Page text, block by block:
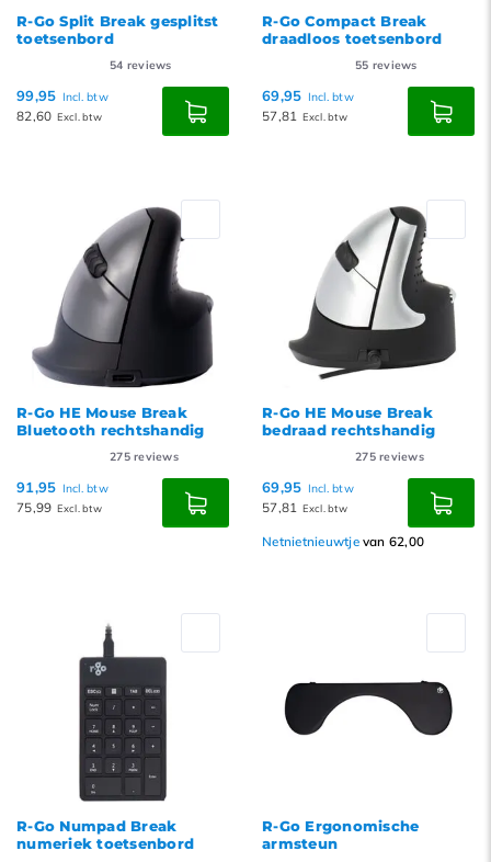
R-Go Split Break gesplitst
toetsenbord
54 reviews
99,95 Incl. btw
82,60 Excl. btw
R-Go Compact Break
draadloos toetsenbord
55 reviews
69,95 Incl. btw
57,81 Excl. btw
R-Go HE Mouse Break
Bluetooth rechtshandig
275reviews
91,95 Incl. btw
75,99 Excl. btw
R-Go HE Mouse Break
bedraad rechtshandig
275reviews
69,95 Incl. btw
57,81 Excl. btw
Netnietnieuwtje van 62,00
R-Go Numpad Break
numeriek toetsenbord
R-Go Ergonomische
armsteun